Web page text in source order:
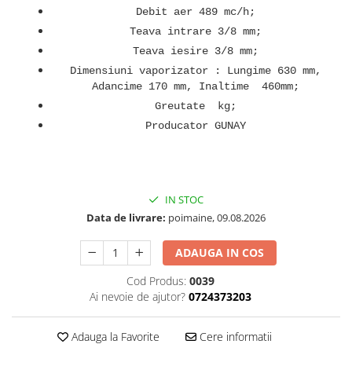
Debit aer 489 mc/h;
Teava intrare 3/8 mm;
Teava iesire 3/8 mm;
Dimensiuni vaporizator : Lungime 630 mm,
Adancime 170 mm, Inaltime 460mm;
Greutate kg;
Producator GUNAY
IN STOC
Data de livrare: poimaine, 09.08.2026
ADAUGA IN COS
Cod Produs: 0039
Ai nevoie de ajutor? 0724373203
Adauga la Favorite Cere informatii